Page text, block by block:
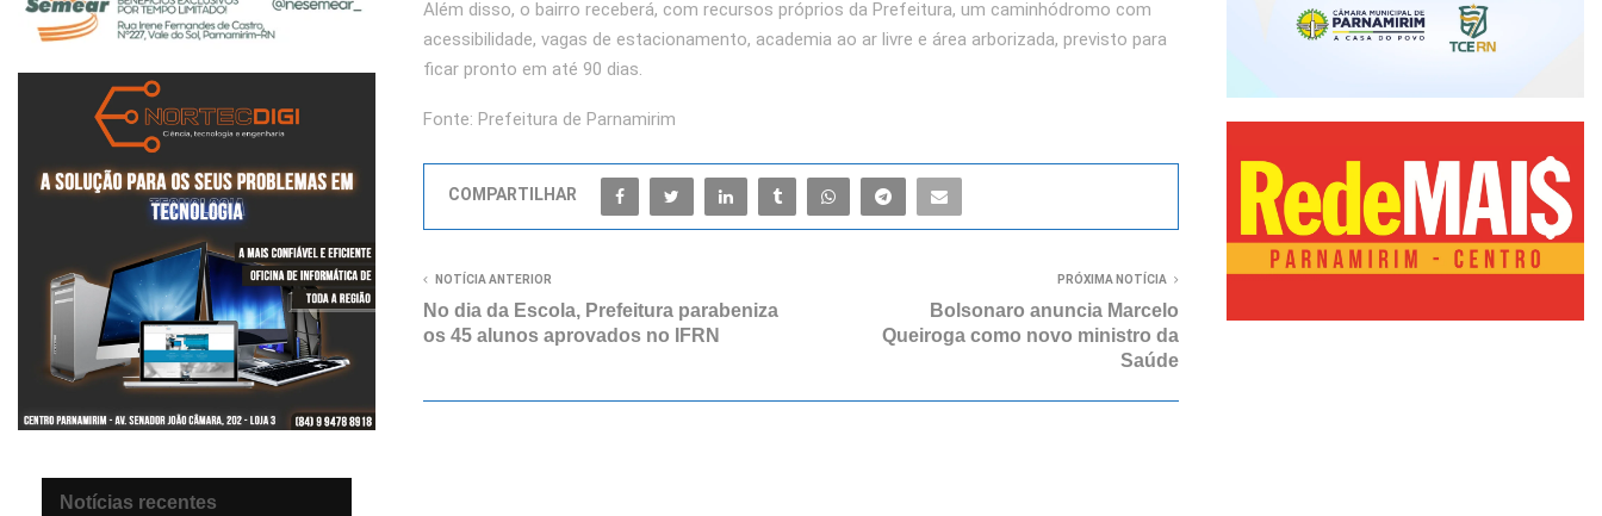
Além disso, o bairro receberá, com recursos próprios da Prefeitura, um caminhódromo com
acessibilidade, vagas de estacionamento, academia ao ar livre e área arborizada, previsto para
ficar pronto em até 90 dias.
Fonte: Prefeitura de Parnamirim
COMPARTILHAR
NOTÍCIA ANTERIOR
No dia da Escola, Prefeitura parabeniza
os 45 alunos aprovados no IFRN
PRÓXIMA NOTÍCIA
Bolsonaro anuncia Marcelo
Queiroga como novo ministro da
Saúde
Notícias recentes